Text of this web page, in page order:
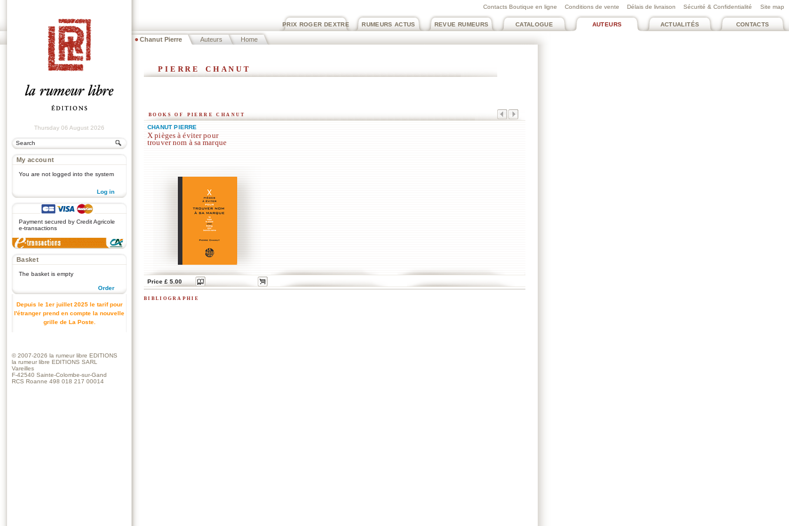
Site map
Contacts Boutique en ligne Conditions de vente Délais de livraison Sécurité & Confidentialité
CONTACTS
ACTUALITÉS
AUTEURS
CATALOGUE
REVUE RUMEURS
RUMEURS ACTUS
PRIX ROGER DEXTRE
Chanut Pierre Auteurs Home
Thursday 06 August 2026
My account
You are not logged into the system
Log in
Payment secured by Credit Agricole
e-transactions
Basket
The basket is empty
Order
Depuis le 1er juillet 2025 le tarif pour
l'étranger prend en compte la nouvelle
grille de La Poste.
pierre chanut
books of pierre chanut
CHANUT PIERRE
X pièges à éviter pour
trouver nom à sa marque
Price £ 5.00
bibliographie
© 2007-2026 la rumeur libre EDITIONS
la rumeur libre EDITIONS SARL
Vareilles
F-42540 Sainte-Colombe-sur-Gand
RCS Roanne 498 018 217 00014